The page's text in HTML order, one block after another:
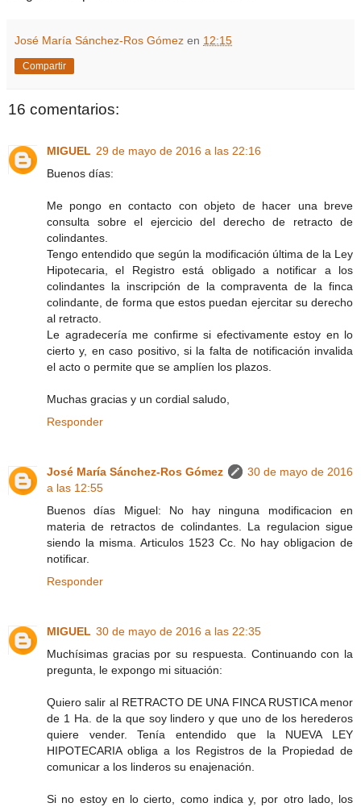
José María Sánchez-Ros Gómez en 12:15
Compartir
16 comentarios:
MIGUEL 29 de mayo de 2016 a las 22:16
Buenos días:
Me pongo en contacto con objeto de hacer una breve
consulta sobre el ejercicio del derecho de retracto de
colindantes.
Tengo entendido que según la modificación última de la Ley
Hipotecaria, el Registro está obligado a notificar a los
colindantes la inscripción de la compraventa de la finca
colindante, de forma que estos puedan ejercitar su derecho
al retracto.
Le agradecería me confirme si efectivamente estoy en lo
cierto y, en caso positivo, si la falta de notificación invalida
el acto o permite que se amplíen los plazos.
Muchas gracias y un cordial saludo,
Responder
José María Sánchez-Ros Gómez
30 de mayo de 2016
a las 12:55
Buenos días Miguel: No hay ninguna modificacion en
materia de retractos de colindantes. La regulacion sigue
siendo la misma. Articulos 1523 Cc. No hay obligacion de
notificar.
Responder
MIGUEL 30 de mayo de 2016 a las 22:35
Muchísimas gracias por su respuesta. Continuando con la
pregunta, le expongo mi situación:
Quiero salir al RETRACTO DE UNA FINCA RUSTICA menor
de 1 Ha. de la que soy lindero y que uno de los herederos
quiere vender. Tenía entendido que la NUEVA LEY
HIPOTECARIA obliga a los Registros de la Propiedad de
comunicar a los linderos su enajenación.
Si no estoy en lo cierto, como indica y, por otro lado, los